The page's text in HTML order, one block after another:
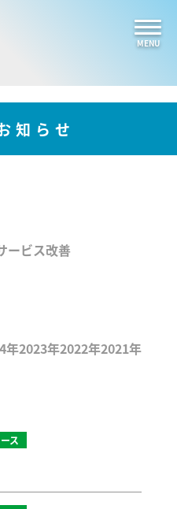
MENU
知らせ
ービス改善
年2023年2022年2021年
ス